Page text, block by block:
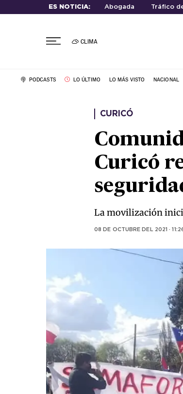
ES NOTICIA: Abogada Tráfico
CLIMA
PODCASTS LO ÚLTIMO LO MÁS VISTO NACIONAL
CURICÓ
Curicó
La movilización
08 DE OCTUBRE DEL 2021 ·